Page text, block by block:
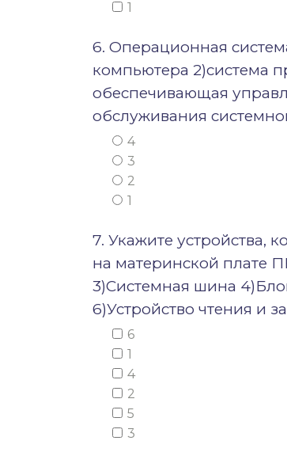
1
6. Операционная
компьютера 2)система
обеспечивающая
обслуживания
4
3
2
1
7. Укажите устройства,
на материнской плате
3)Системная шина
6)Устройство чтения и
6
1
4
2
5
3